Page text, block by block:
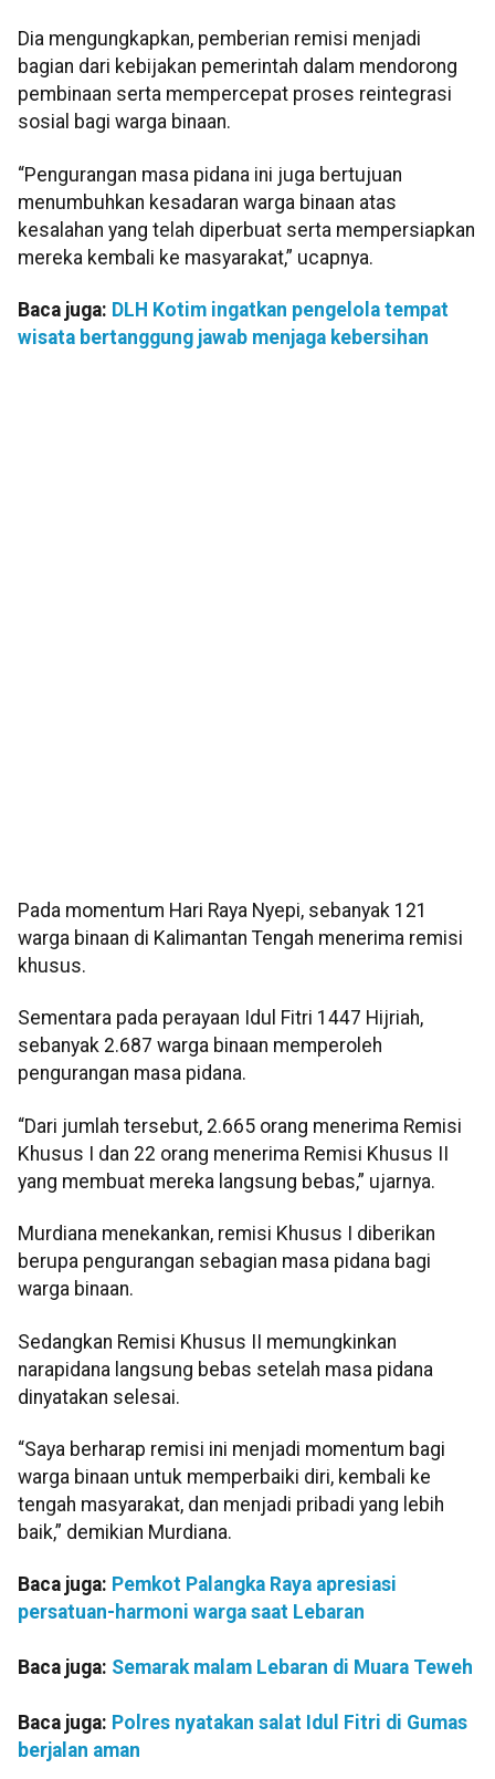
Dia mengungkapkan, pemberian remisi menjadi
bagian dari kebijakan pemerintah dalam mendorong
pembinaan serta mempercepat proses reintegrasi
sosial bagi warga binaan.
“Pengurangan masa pidana ini juga bertujuan
menumbuhkan kesadaran warga binaan atas
kesalahan yang telah diperbuat serta mempersiapkan
mereka kembali ke masyarakat,” ucapnya.
Baca juga: DLH Kotim ingatkan pengelola tempat
wisata bertanggung jawab menjaga kebersihan
Pada momentum Hari Raya Nyepi, sebanyak 121
warga binaan di Kalimantan Tengah menerima remisi
khusus.
Sementara pada perayaan Idul Fitri 1447 Hijriah,
sebanyak 2.687 warga binaan memperoleh
pengurangan masa pidana.
“Dari jumlah tersebut, 2.665 orang menerima Remisi
Khusus I dan 22 orang menerima Remisi Khusus II
yang membuat mereka langsung bebas,” ujarnya.
Murdiana menekankan, remisi Khusus I diberikan
berupa pengurangan sebagian masa pidana bagi
warga binaan.
Sedangkan Remisi Khusus II memungkinkan
narapidana langsung bebas setelah masa pidana
dinyatakan selesai.
“Saya berharap remisi ini menjadi momentum bagi
warga binaan untuk memperbaiki diri, kembali ke
tengah masyarakat, dan menjadi pribadi yang lebih
baik,” demikian Murdiana.
Baca juga: Pemkot Palangka Raya apresiasi
persatuan-harmoni warga saat Lebaran
Baca juga: Semarak malam Lebaran di Muara Teweh
Baca juga: Polres nyatakan salat Idul Fitri di Gumas
berjalan aman